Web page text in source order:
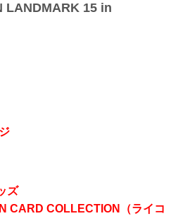
LANDMARK 15 in
ズ
CARD COLLECTION（ライコ